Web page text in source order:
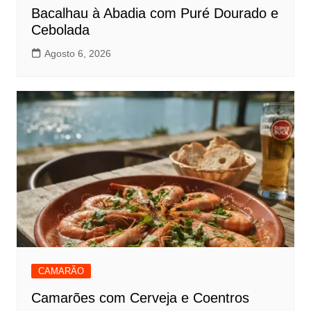
Bacalhau à Abadia com Puré Dourado e
Cebolada
Agosto 6, 2026
CAMARÃO
Camarões com Cerveja e Coentros